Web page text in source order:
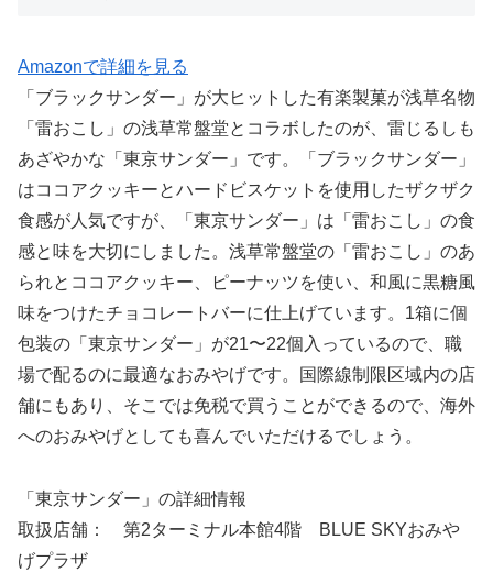
Amazonで詳細を見る
「ブラックサンダー」が大ヒットした有楽製菓が浅草名物
「雷おこし」の浅草常盤堂とコラボしたのが、雷じるしも
あざやかな「東京サンダー」です。「ブラックサンダー」
はココアクッキーとハードビスケットを使用したザクザク
食感が人気ですが、「東京サンダー」は「雷おこし」の食
感と味を大切にしました。浅草常盤堂の「雷おこし」のあ
られとココアクッキー、ピーナッツを使い、和風に黒糖風
味をつけたチョコレートバーに仕上げています。1箱に個
包装の「東京サンダー」が21〜22個入っているので、職
場で配るのに最適なおみやげです。国際線制限区域内の店
舗にもあり、そこでは免税で買うことができるので、海外
へのおみやげとしても喜んでいただけるでしょう。
「東京サンダー」の詳細情報
取扱店舗： 第2ターミナル本館4階 BLUE SKYおみや
げプラザ